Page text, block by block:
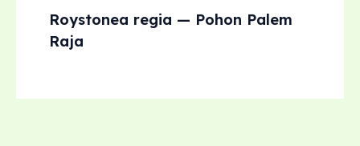
Roystonea regia — Pohon Palem
Raja